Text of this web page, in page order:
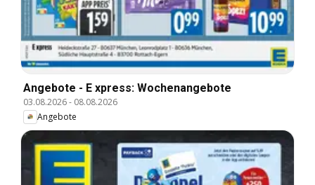
Angebote - E xpress: Wochenangebote
03.08.2026- 08.08.2026
Angebote